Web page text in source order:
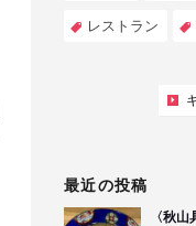
レストラン
最近の投稿
〈秋